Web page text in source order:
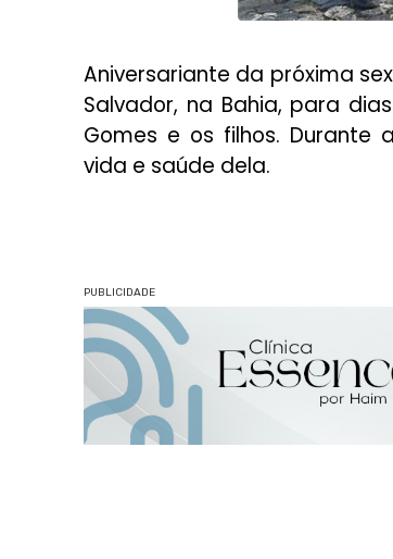
Aniversariante da próxima
Salvador, na Bahia, para
Gomes e os filhos.
vida e saúde dela.
PUBLICIDADE